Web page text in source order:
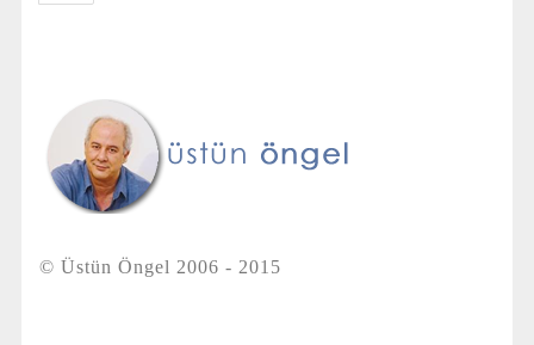
© Üstün Öngel 2006 - 2015